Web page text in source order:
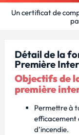
Un certificat de
Détail de la
Première
Objectifs de
première
Permettre à
efficacement
d’incendie.